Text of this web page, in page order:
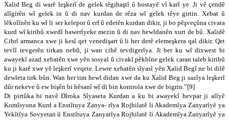
Xalid Beg di warê leşkerî de gelek têgihaştî û hostayê vî karî ye. Ji vê çendê
alîgirên wî gelek in û di nav kurdan de rêza wî gelek têye girtin. Xebat û
lêkolînên ku wî li ser kelepor û erf û edetên kurdan dikir, ji bo pêşveçûna civata
kurd wî kiribû xwedî bawerîyeke mezin û di nav hewldanên xurt de bû. Xalidê
Cibrî armanca xwe ji kesî qet venedişart û li her derê elemeşkera qal dikir. Qet
tevlî tevgerên tirkan nebû, ji wan cihê tevdigerîya. Ji ber ku wî dixwest bi
awayekî azad xebatên xwe yên sosyal û civakî pêkbîne gelek caran taleb kiribû
ku ji karê xwe yê leşkerî veqete. Lewre xebatên sîyasî yên Xalid Begî ne bi dilê
dewleta tirk bûn. Wan her tim hewl didan xwe da ku Xalid Beg ji sazîya leşkerî
dûr nekeve û ew bişên bi hêsanî wî di bin kontrola xwe de bigrin.”[9]
Di pirtûka bi navê Dîroka Sîyaseta Kurdan a ku bi awayekî hevpar ji alîyê
Komîsyona Kurd a Enstîtuya Zanya- rîya Rojhilatê li Akademîya Zanyarîyê ya
Yekîtîya Sovyetan û Enstîtuya Zanyarîya Rojhilatê li Akademîya Zanyarîyê ya